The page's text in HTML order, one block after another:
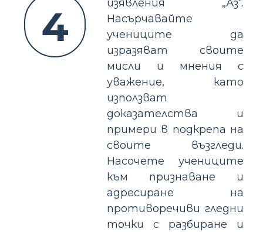
4
изявления „Аз“.
Насърчавайте
учениците да
изразяват своите
мисли и мнения с
уважение, като
използват
доказателства и
примери в подкрепа на
своите възгледи.
Насочете учениците
към признаване и
адресиране на
противоречиви гледни
точки с разбиране и